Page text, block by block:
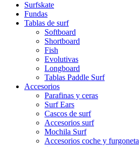
Surfskate
Fundas
Tablas de surf
Softboard
Shortboard
Fish
Evolutivas
Longboard
Tablas Paddle Surf
Accesorios
Parafinas y ceras
Surf Ears
Cascos de surf
Accesorios surf
Mochila Surf
Accesorios coche y furgoneta